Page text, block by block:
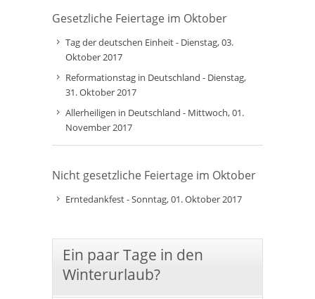
Gesetzliche Feiertage im Oktober
Tag der deutschen Einheit - Dienstag, 03.
Oktober 2017
Reformationstag in Deutschland - Dienstag,
31. Oktober 2017
Allerheiligen in Deutschland - Mittwoch, 01.
November 2017
Nicht gesetzliche Feiertage im Oktober
Erntedankfest - Sonntag, 01. Oktober 2017
Ein paar Tage in den
Winterurlaub?